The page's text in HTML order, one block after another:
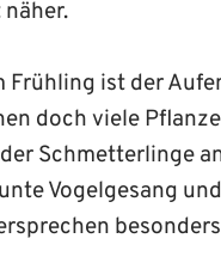
Frühling ist der
doch viele
Schmetterlinge
Vogelgesang